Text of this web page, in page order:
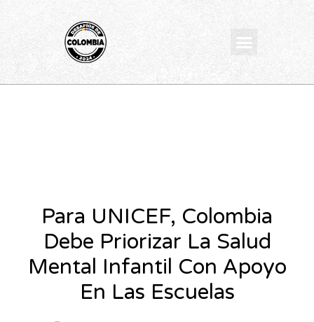
Menu
Para UNICEF, Colombia
Debe Priorizar La Salud
Mental Infantil Con Apoyo
En Las Escuelas